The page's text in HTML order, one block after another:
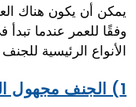
يمكن أن يكون هناك
وفقًا للعمر عندما
الأنواع الرئيسية
1) الجنف مجهول السبب